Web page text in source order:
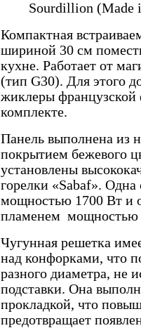
Sourdillion (Made
Компактная
шириной 30 см
кухне. Работает от
(тип G30). Для этого
жиклеры
комплекте.
Панель выполнена из
покрытием бежевого
установлены
горелки «Sabaf».
мощностью 1700 Вт и
пламенем мощностью
Чугунная решетка
над конфорками, что
разного диаметра, не
подставки. Она
прокладкой, что
предотвращает